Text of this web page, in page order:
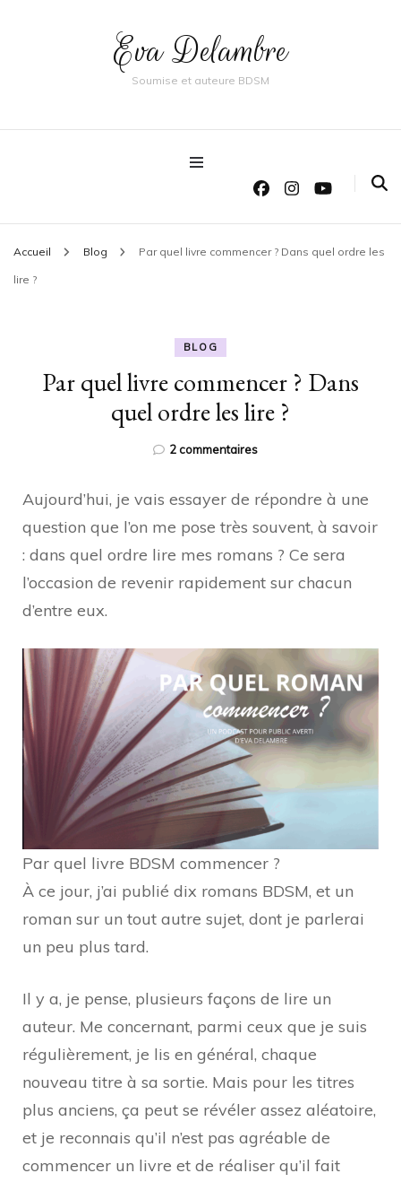
Eva Delambre
Soumise et auteure BDSM
Accueil Blog Par quel livre commencer ? Dans quel ordre les
lire ?
BLOG
Par quel livre commencer ? Dans
quel ordre les lire ?
2 commentairessur
livre
commencer
Dans
ordre
?
Aujourd’hui, je vais essayer de répondre à une
question que l’on me pose très souvent, à savoir
: dans quel ordre lire mes romans ? Ce sera
l’occasion de revenir rapidement sur chacun
d’entre eux.
Par quel livre BDSM commencer ?
À ce jour, j’ai publié dix romans BDSM, et un
roman sur un tout autre sujet, dont je parlerai
un peu plus tard.
Il y a, je pense, plusieurs façons de lire un
auteur. Me concernant, parmi ceux que je suis
régulièrement, je lis en général, chaque
nouveau titre à sa sortie. Mais pour les titres
plus anciens, ça peut se révéler assez aléatoire,
et je reconnais qu’il n’est pas agréable de
commencer un livre et de réaliser qu’il fait